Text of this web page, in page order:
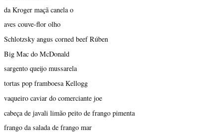
da Kroger maçã canela o
aves couve-flor olho
Schlotzsky angus corned beef Rúben
Big Mac do McDonald
sargento queijo mussarela
tortas pop framboesa Kellogg
vaqueiro caviar do comerciante joe
cabeça de javali limão peito de frango pimenta
frango da salada de frango mar